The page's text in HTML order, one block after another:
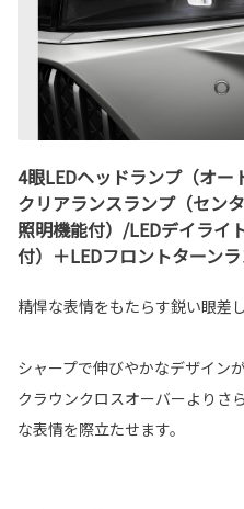
4眼LEDヘッドランプ（オー
クリアランスランプ（セン
照明機能付）/LEDデイライ
付）＋LEDフロントターン
精悍な表情をもたらす鋭い眼差し
シャープで伸びやかなデザイン
クラウンクロスオーバーよりさ
な表情を際立たせます。